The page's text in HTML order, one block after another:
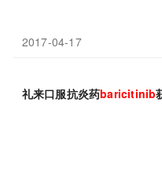
2017-04-17
礼来口服抗炎药baricitinib